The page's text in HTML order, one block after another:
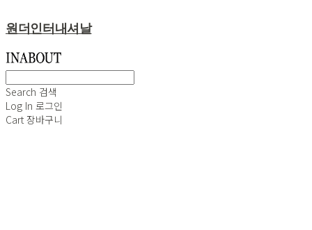
원더인터내셔날
Search 검색
Log In 로그인
Cart 장바구니